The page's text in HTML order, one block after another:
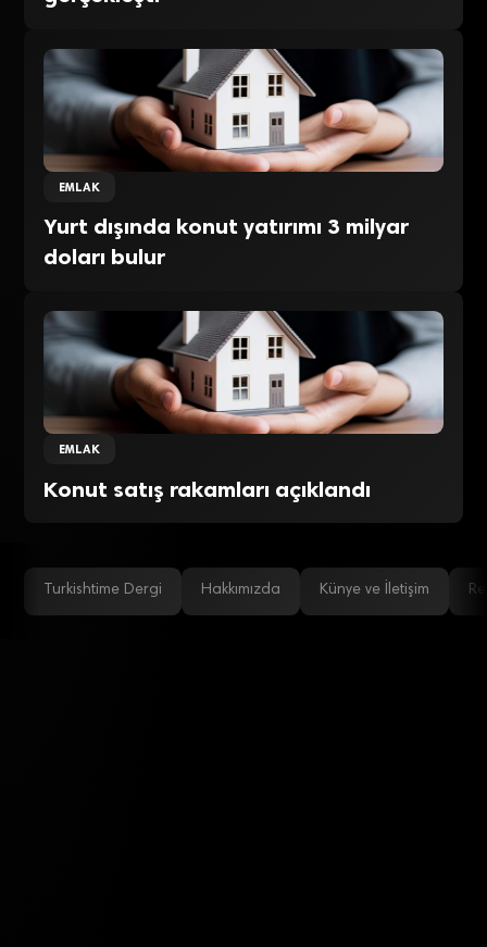
EMLAK
Yurt dışında konut yatırımı 3 milyar
doları bulur
EMLAK
Konut satış rakamları açıklandı
Turkishtime Dergi Hakkımızda Künye ve İletişim